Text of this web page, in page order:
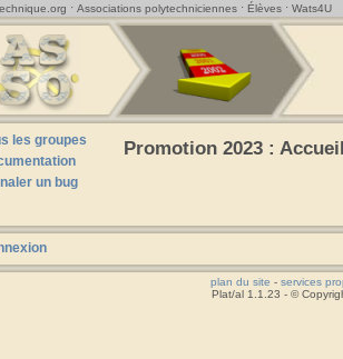
· Associations polytechniciennes · Élèves · Wats4U
les groupes
un bug
Promotion 2023 :
plan du site - services
Plat/al 1.1.23 - ©